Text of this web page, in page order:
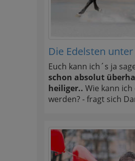
Die Edelsten
Euch kann ich´s ja
schon absolut
heiliger.. Wie kann
werden? - fragt sich